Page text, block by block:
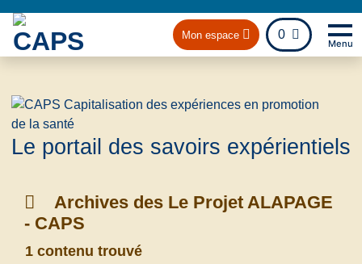
Mon espace 0
fichier
Menu
Le portail des savoirs expérientiels
Archives des Le Projet ALAPAGE
- CAPS
1 contenu trouvé